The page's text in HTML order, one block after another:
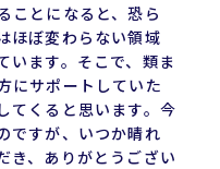
ことになると、恐ら
ほぼ変わらない領域
います。そこで、類ま
にサポートしていた
てくると思います。今
ですが、いつか晴れ
き、ありがとうござい